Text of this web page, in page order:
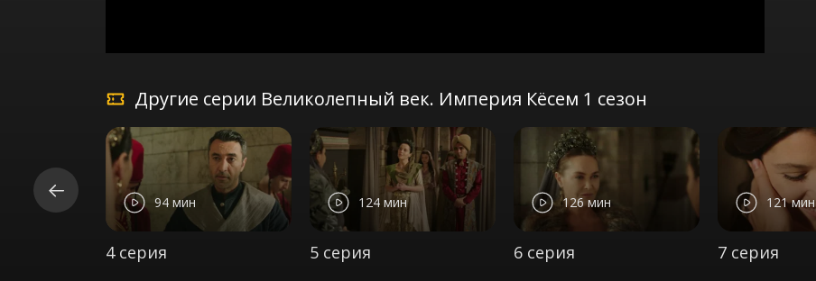
Другие серии Великолепный век. Империя Кёсем 1 сезон
94 мин
4 серия
124 мин
5 серия
126 мин
6 серия
121 мин
7 серия